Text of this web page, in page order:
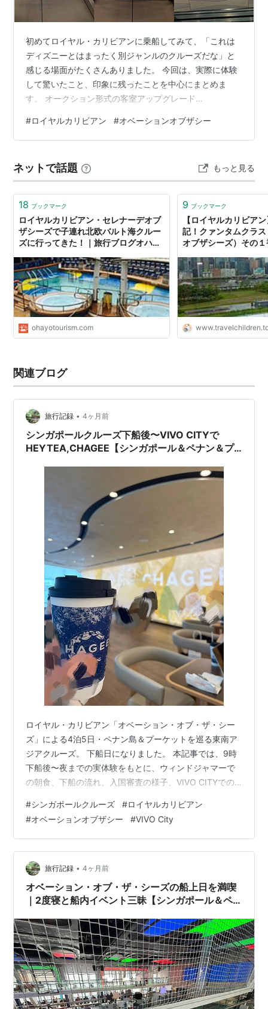
初めてロイヤル・カリビアンに乗船してみて、「これは
ディズニーとはまったく別ジャンルのクルーズだな」と
感じる場面がたくさんありました。 今回は、実際に体験
して驚いたこと、印象に残ったことを中心にまとめま
す。 オークション形式の客室アップグレード
く割引通知 ロイヤル・カリビアン限定と思ったこと ビュ
ッフェの「ウォッシュウォッシュ」担当がとにかく陽気
が初日に人数分届く アメニティはかなりシンプル 免税店
はほぼ空港クオリティ クイズ大会のジャンルが幅広い プ
ールイベントが完全に「大人ノリ」 …
#ロイヤルカリビアン #オベーションオブザシー
ネットで話題 もっと見る
18 ブックマーク
ロイヤルカリビアン・セレナーデオブ
ザシーズで子連れ北欧バルト海クルー
ズに行ってきた！｜旅行ブログオハヨ
ohayotourism.com
9 ブックマーク
【ロイヤルカリビア
記！クァンタムクラ
オブザシーズ）その
関連ブログ
旅行記録 • 4ヶ月前
シンガポールクルーズ下船後〜VIVO CITYで
HEYTEA,CHAGEE【シンガポール＆ペナン＆プ
ロイヤル・カリビアン「オベーション・オブ・ザ・シー
ズ」による4泊5日・ペナン島＆プーケットを巡る東南ア
ジアクルーズ。 下船日になりました。 本記事では、9時
下船後〜夜までの実体験をもとに、ウィンドジャマーで
の朝食、下船の流れ、入国審査の様子、VIVO CITYでの
MAGIC」体験までの流れを紹介します。スーツケースを
持ったままでも無理なく過ごせる、下船日を疲れず楽し
むシンガポール半日の過ごし方をまとめました。 下船日
はのんびりスタート｜6時起床、ウィンドジャマーで最後
の朝食 8時に部屋を出て、TWO70で待機 下船後はVIVO
…
#シンガポールクルーズ #ロイヤルカリビアン
#オベーションオブザシー #VIVO City
旅行記録 • 4ヶ月前
オベーション・オブ・ザ・シーズの船上日を満喫
｜2度寝と船内イベント三昧【シンガポール＆ペ